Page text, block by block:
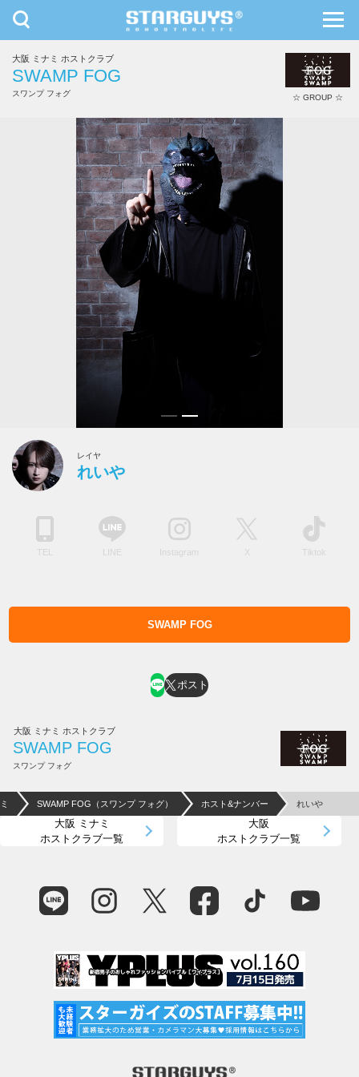
九州・沖縄 北海道・東北
toggle
navigation
大阪 ミナミ ホストクラブ
SWAMP FOG
スワンプ フォグ ☆ GROUP ☆
れいや
レイヤ
れいや
TEL LINE Instagram X Tiktok
SWAMP FOG
ポスト
大阪 ミナミ ホストクラブ
SWAMP FOG
スワンプ フォグ
SWAMP FOG（スワンプ フォグ） ホスト&ナンバー れいや
大阪 ミナミ
ホストクラブ一覧
大阪
ホストクラブ一覧